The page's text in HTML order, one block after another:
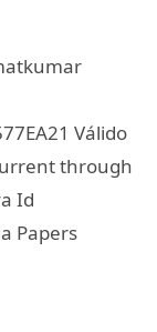
Válido
through
Id
Papers